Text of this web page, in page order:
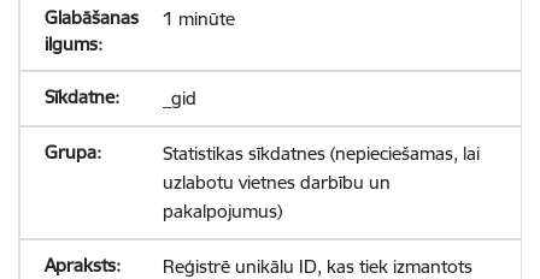
1 minūte
_gid
Statistikas sīkdatnes (nepieciešamas, lai
uzlabotu vietnes darbību un
pakalpojumus)
Reģistrē unikālu ID, kas tiek izmantots